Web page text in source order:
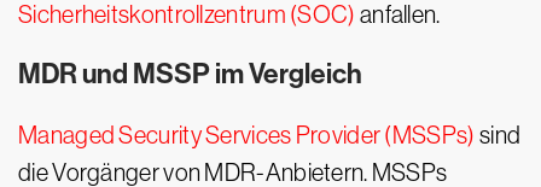
Sicherheitskontrollzentrum (SOC) anfallen.
MDR und MSSP im Vergleich
Managed Security Services Provider (MSSPs) sind
die Vorgänger von MDR-Anbietern. MSSPs